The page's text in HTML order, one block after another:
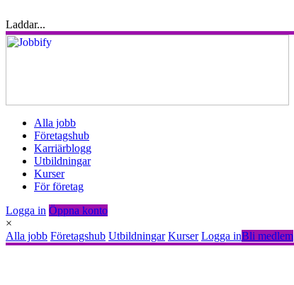
Laddar...
Alla jobb
Företagshub
Karriärblogg
Utbildningar
Kurser
För företag
Logga in Öppna konto
×
Alla jobb Företagshub Utbildningar Kurser Logga inBli medlem